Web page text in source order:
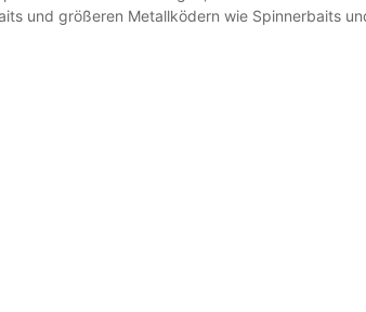
und größeren Metallködern wie Spinnerbaits